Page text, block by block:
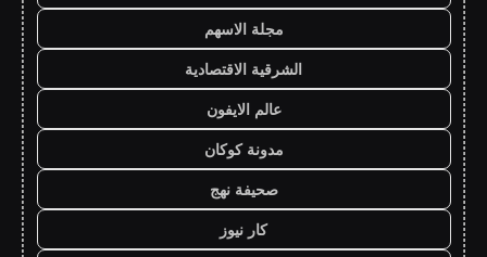
مجلة الاسهم
الشرقية الاقتصادية
عالم الايفون
مدونة كوكان
صحيفة نهج
كار نيوز